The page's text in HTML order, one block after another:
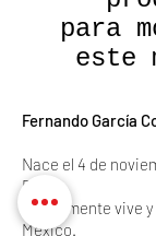
para
este
Fernando García
Nace el 4 de
D.F.
Actualmente vive
México.